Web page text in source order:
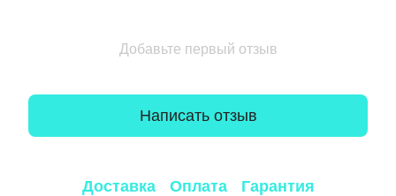
Добавьте первый отзыв
Написать отзыв
Доставка Оплата Гарантия